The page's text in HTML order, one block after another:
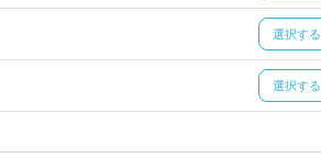
選択する
選択する